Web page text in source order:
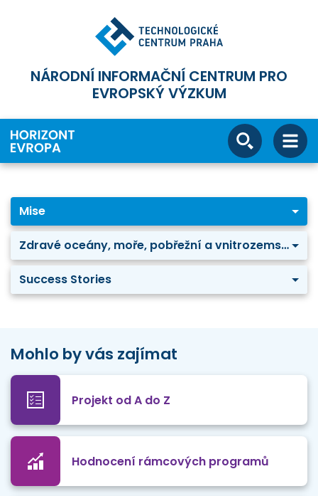
NÁRODNÍ INFORMAČNÍ CENTRUM PRO
EVROPSKÝ VÝZKUM
Mise
Zdravé oceány, moře, pobřežní a vnitrozemské vody
Success Stories
Mohlo by vás zajímat
Projekt od A do Z
Hodnocení rámcových programů